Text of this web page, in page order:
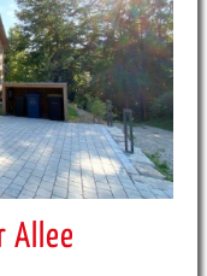
Allee